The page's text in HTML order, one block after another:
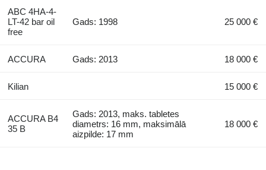
ABC 4HA-4-
LT-42 bar oil
free
Gads: 1998 25 000 €
ACCURA Gads: 2013 18 000 €
Kilian 15 000 €
ACCURA B4
35 B
Gads: 2013, maks. tabletes
diametrs: 16 mm, maksimālā
aizpilde: 17 mm
18 000 €